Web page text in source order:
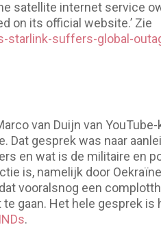
satellite internet service
on its official website.’ Zie
starlink-suffers-global-
van Duijn van
gesprek was naar
en wat is de militaire en
is, namelijk door
vooralsnog een
gaan. Het hele gesprek is
.